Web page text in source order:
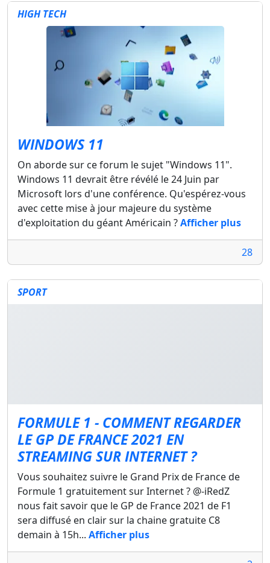
HIGH TECH
WINDOWS 11
On aborde sur ce forum le sujet "Windows 11".
Windows 11 devrait être révélé le 24 Juin par
Microsoft lors d'une conférence. Qu'espérez-vous
avec cette mise à jour majeure du système
d'exploitation du géant Américain ?Afficher plus
28
SPORT
FORMULE 1 - COMMENT REGARDER
LE GP DE FRANCE 2021 EN
STREAMING SUR INTERNET ?
Vous souhaitez suivre le Grand Prix de France de
Formule 1 gratuitement sur Internet ? @-iRedZ
nous fait savoir que le GP de France 2021 de F1
sera diffusé en clair sur la chaine gratuite C8
demain à 15h... Afficher plus